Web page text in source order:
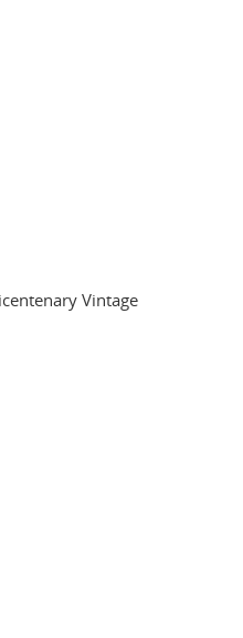
Vintage